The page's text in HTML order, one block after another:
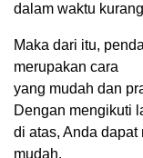
dalam waktu
Maka dari itu,
merupakan cara
yang mudah dan
Dengan mengikuti
di atas, Anda
mudah.